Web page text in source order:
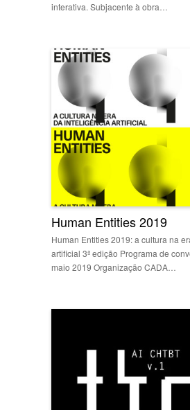
interativa. Subjacente à obra…
Human Entities 2019
Human Entities 2019: a cultura na
artificial 3ª edição Programa de
maio 2019 Organização CADA…